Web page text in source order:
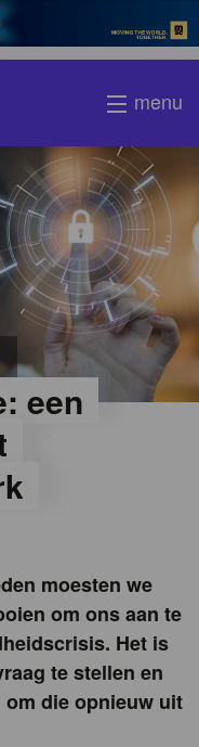
menu
een
moesten we
om ons aan te
Het is
te stellen en
die opnieuw uit